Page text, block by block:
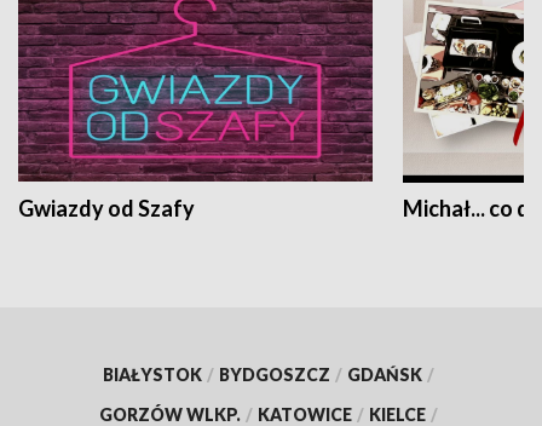
Gwiazdy od Szafy Michał... co
BIAŁYSTOK / BYDGOSZCZ / GDAŃSK /
GORZÓW WLKP. / KATOWICE / KIELCE /